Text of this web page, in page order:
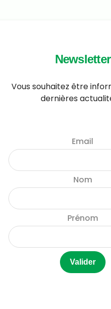
Newsletter
Vous souhaitez être
dernières
Email
Nom
Prénom